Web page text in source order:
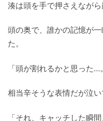
湊は頭を手で押さえながら
頭の奥で、誰かの記憶が
た。
「頭が割れるかと思った…
相当辛そうな表情だが泣い
「それ、キャッチした瞬